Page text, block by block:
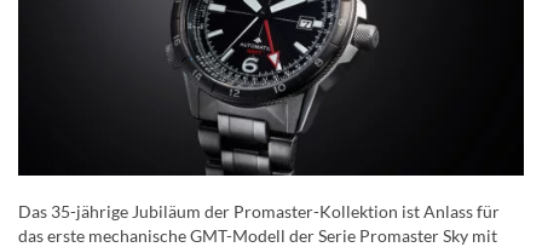
Das 35-jährige Jubiläum der Promaster-Kollektion ist Anlass für
das erste mechanische GMT-Modell der Serie Promaster Sky mit